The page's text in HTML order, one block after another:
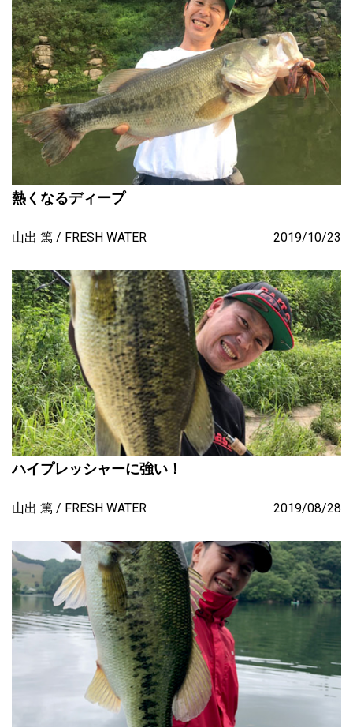
熱くなるディープ
山出 篤 FRESH WATER 2019/10/23
ハイプレッシャーに強い！
山出 篤 FRESH WATER 2019/08/28